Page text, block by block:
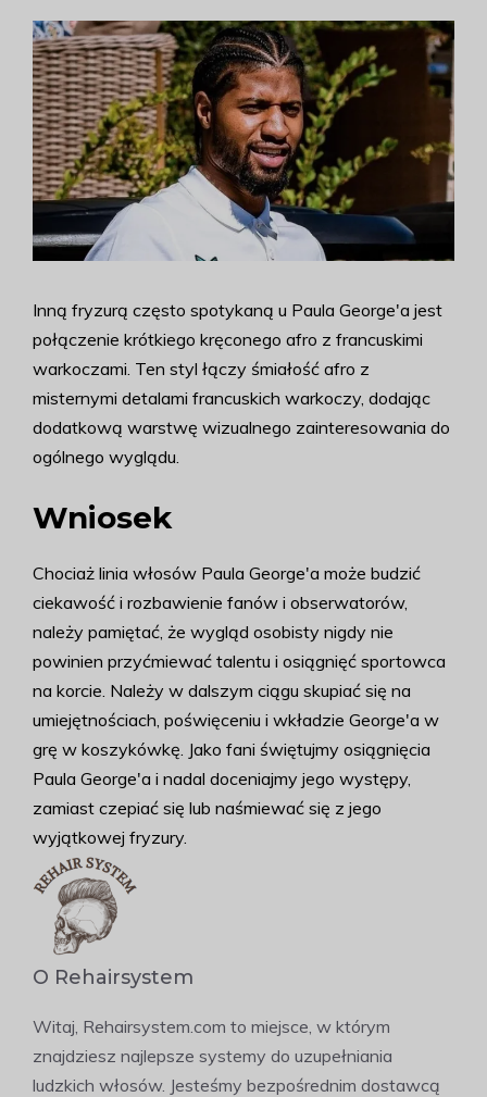
Inną fryzurą często spotykaną u Paula George'a jest
połączenie krótkiego kręconego afro z francuskimi
warkoczami. Ten styl łączy śmiałość afro z
misternymi detalami francuskich warkoczy, dodając
dodatkową warstwę wizualnego zainteresowania do
ogólnego wyglądu.
Wniosek
Chociaż linia włosów Paula George'a może budzić
ciekawość i rozbawienie fanów i obserwatorów,
należy pamiętać, że wygląd osobisty nigdy nie
powinien przyćmiewać talentu i osiągnięć sportowca
na korcie. Należy w dalszym ciągu skupiać się na
umiejętnościach, poświęceniu i wkładzie George'a w
grę w koszykówkę. Jako fani świętujmy osiągnięcia
Paula George'a i nadal doceniajmy jego występy,
zamiast czepiać się lub naśmiewać się z jego
wyjątkowej fryzury.
O Rehairsystem
Witaj, Rehairsystem.com to miejsce, w którym
znajdziesz najlepsze systemy do uzupełniania
ludzkich włosów. Jesteśmy bezpośrednim dostawcą